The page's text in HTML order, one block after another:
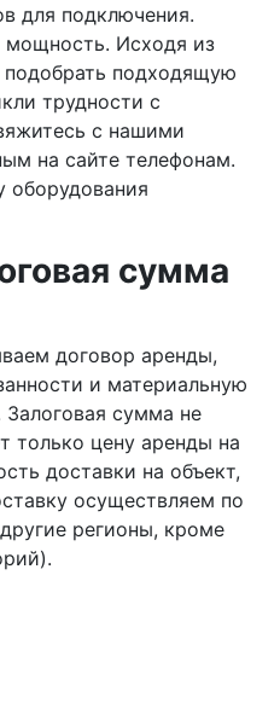
для подключения.
Исходя из
подходящую
трудности с
с нашими
на сайте телефонам.
оборудования
сумма
договор аренды,
и материальную
Залоговая сумма не
только цену аренды на
доставки на объект,
осуществляем по
регионы, кроме